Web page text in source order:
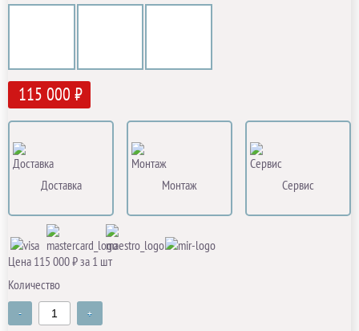
115 000 ₽
Доставка Монтаж Сервис
Цена 115 000 ₽ за 1 шт
Количество
- +